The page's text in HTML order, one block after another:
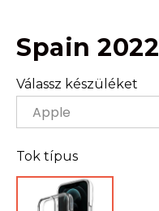
Spain 2022
Válassz készüléket
Tok típus